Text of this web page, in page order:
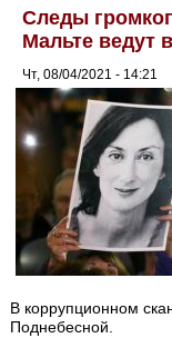
Следы
Мальте ведут
Чт, 08/04/2021 - 14:21
В коррупционном
Поднебесной.